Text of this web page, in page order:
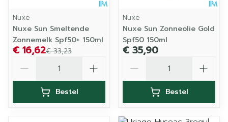
Nuxe
Nuxe Sun Smeltende
Zonnemelk Spf50+ 150ml
€ 33,23
€ 16,62
Bestel
Nuxe
Nuxe Sun Zonneolie Gold
Spf50 150ml
€ 35,90
Bestel